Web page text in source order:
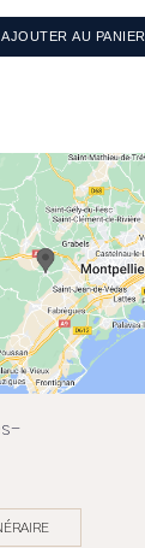
AJOUTER AU PANIER